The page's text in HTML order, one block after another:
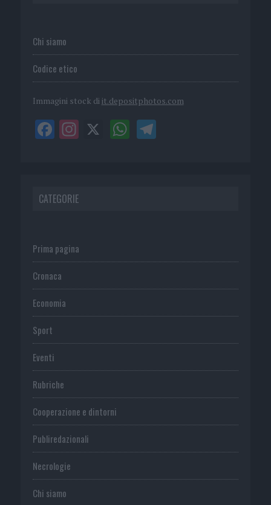
Chi siamo
Codice etico
Immagini stock di it.depositphotos.com
CATEGORIE
Prima pagina
Cronaca
Economia
Sport
Eventi
Rubriche
Cooperazione e dintorni
Publiredazionali
Necrologie
Chi siamo